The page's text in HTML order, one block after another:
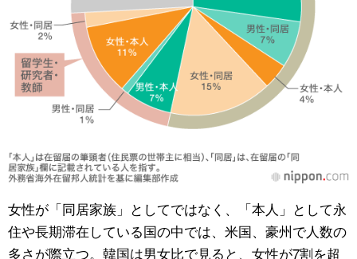
女性が「同居家族」としてではなく、「本人」として永
住や長期滞在している国の中では、米国、豪州で人数の
多さが際立つ。韓国は男女比で見ると、女性が7割を超